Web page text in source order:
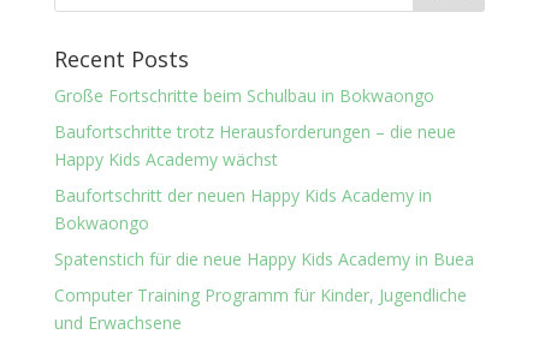
Recent Posts
Große Fortschritte beim Schulbau in Bokwaongo
Baufortschritte trotz Herausforderungen – die neue
Happy Kids Academy wächst
Baufortschritt der neuen Happy Kids Academy in
Bokwaongo
Spatenstich für die neue Happy Kids Academy in Buea
Computer Training Programm für Kinder, Jugendliche
und Erwachsene